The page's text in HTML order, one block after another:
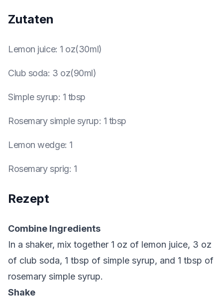
Zutaten
Lemon juice: 1 oz(30ml)
Club soda: 3 oz(90ml)
Simple syrup: 1 tbsp
Rosemary simple syrup: 1 tbsp
Lemon wedge: 1
Rosemary sprig: 1
Rezept
Combine Ingredients
In a shaker, mix together 1 oz of lemon juice, 3 oz
of club soda, 1 tbsp of simple syrup, and 1 tbsp of
rosemary simple syrup.
Shake